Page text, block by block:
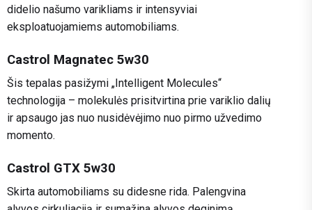
didelio našumo varikliams ir intensyviai
eksploatuojamiems automobiliams.
Castrol Magnatec 5w30
Šis tepalas pasižymi „Intelligent Molecules“
technologija – molekulės prisitvirtina prie variklio dalių
ir apsaugo jas nuo nusidėvėjimo nuo pirmo užvedimo
momento.
Castrol GTX 5w30
Skirta automobiliams su didesne rida. Palengvina